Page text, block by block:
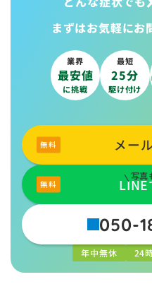
まずはお気軽にお
業界
最安値
に挑戦
最短
25分
駆け付け
メー
写真
LINE
050-
年中無休 24